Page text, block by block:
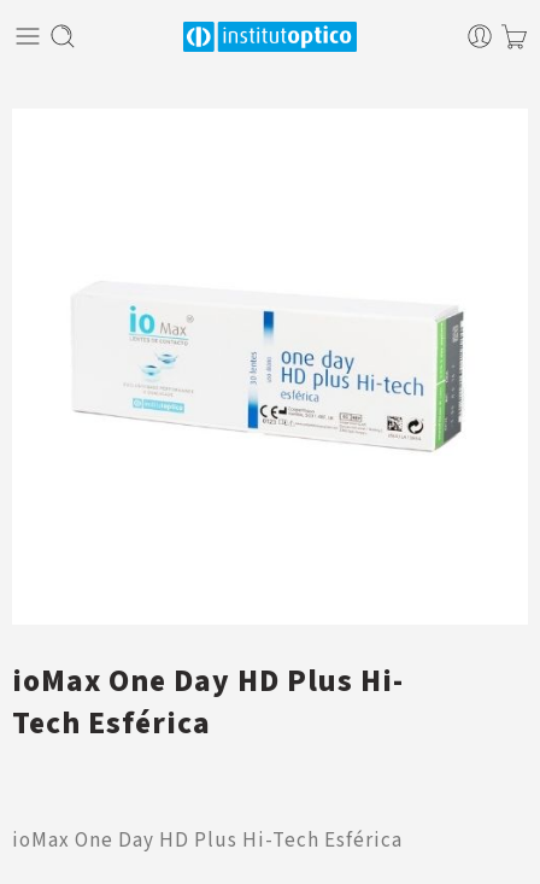
ioMax One Day HD Plus Hi-
Tech Esférica
ioMax One Day HD Plus Hi-Tech Esférica